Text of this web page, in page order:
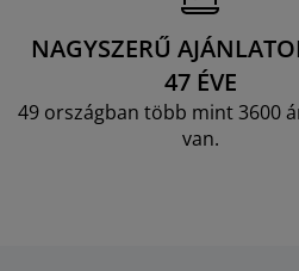
NAGYSZERŰ
47 ÉVE
49 országban több mint 3600
van.